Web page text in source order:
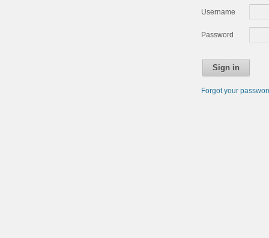
Username
Password
Sign in
Forgot your